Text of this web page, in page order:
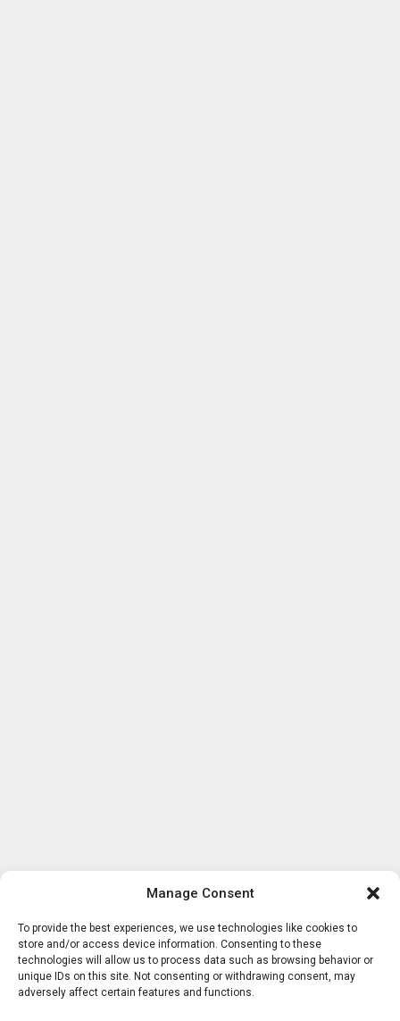
Manage Consent
To provide the best experiences, we use technologies like cookies to
store and/or access device information. Consenting to these
technologies will allow us to process data such as browsing behavior or
unique IDs on this site. Not consenting or withdrawing consent, may
adversely affect certain features and functions.